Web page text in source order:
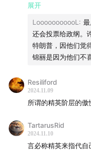
根（Joe Rogan）
普的访谈却获得了
错误 2: 未让《时尚杂志》（Vogue） 、好莱坞、音乐明星的
代言强化她的精英形象。 但是，正确的做法反而是
错误 3：她没有与拜
登和她做过的事情是
作为副总统，她是本
府的一部分。在竞
下传达与众不同的
展开
LooooooooooL :
还会投票给政纲。
特朗普，因他们觉
锦丽是因为他们不
Resiliford
2024.11.09
所谓的精英阶层的
TartarusRid
2024.11.10
言必称精英来指代